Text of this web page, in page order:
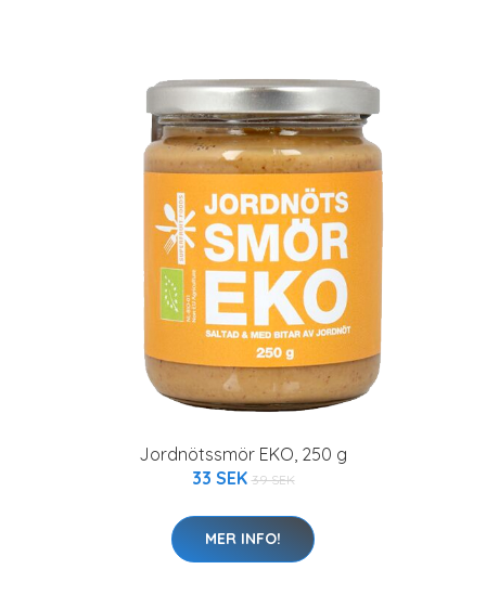
Jordnötssmör EKO, 250 g
33 SEK 39 SEK
MER INFO!